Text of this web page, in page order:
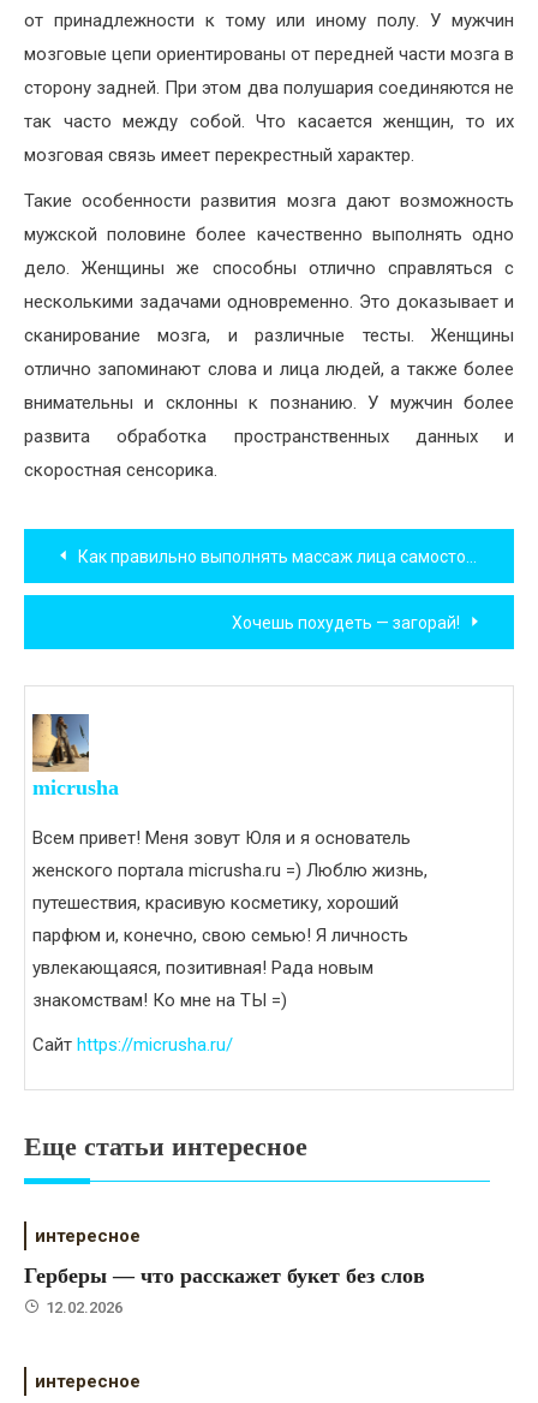
от принадлежности к тому или иному полу. У мужчин
мозговые цепи ориентированы от передней части мозга в
сторону задней. При этом два полушария соединяются не
так часто между собой. Что касается женщин, то их
мозговая связь имеет перекрестный характер.
Такие особенности развития мозга дают возможность
мужской половине более качественно выполнять одно
дело. Женщины же способны отлично справляться с
несколькими задачами одновременно. Это доказывает и
сканирование мозга, и различные тесты. Женщины
отлично запоминают слова и лица людей, а также более
внимательны и склонны к познанию. У мужчин более
развита обработка пространственных данных и
скоростная сенсорика.
Навигация
по
записям
Как правильно выполнять массаж лица самостоятельно
Хочешь похудеть — загорай!
micrusha
Всем привет! Меня зовут Юля и я основатель
женского портала micrusha.ru =) Люблю жизнь,
путешествия, красивую косметику, хороший
парфюм и, конечно, свою семью! Я личность
увлекающаяся, позитивная! Рада новым
знакомствам! Ко мне на ТЫ =)
Сайт https://micrusha.ru/
Еще статьи интересное
интересное
Герберы — что расскажет букет без слов
12.02.2026
интересное